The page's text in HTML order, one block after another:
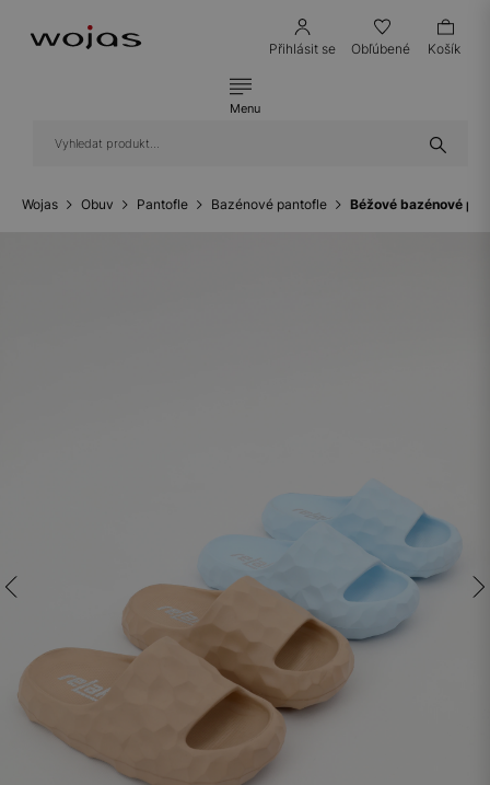
Přihlásit se Obľúbené Košík
Menu
Wojas Obuv Pantofle Bazénové pantofle Béžové bazénové